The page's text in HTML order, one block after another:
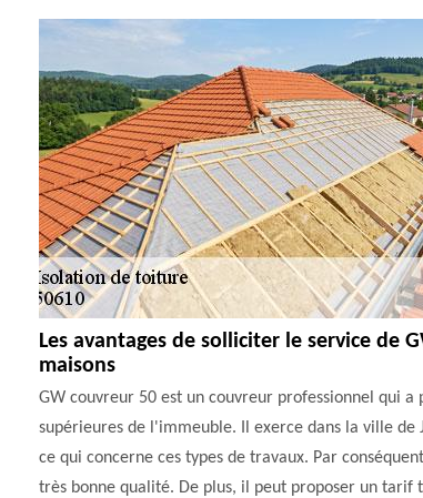
Les avantages de solliciter le service de
maisons
GW couvreur 50 est un couvreur professionnel qui
supérieures de l'immeuble. Il exerce dans la ville de
ce qui concerne ces types de travaux. Par
très bonne qualité. De plus, il peut proposer un tarif